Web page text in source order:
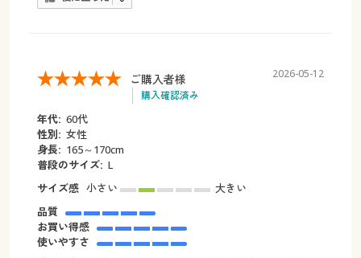
ご購入者様
購入確認済み
2026-05-12
年代: 60代
性別: 女性
身長: 165～170cm
普段のサイズ: L
サイズ感 小さい
大きい
品質
お買い得感
使いやすさ